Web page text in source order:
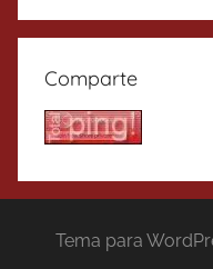
Comparte
Tema para